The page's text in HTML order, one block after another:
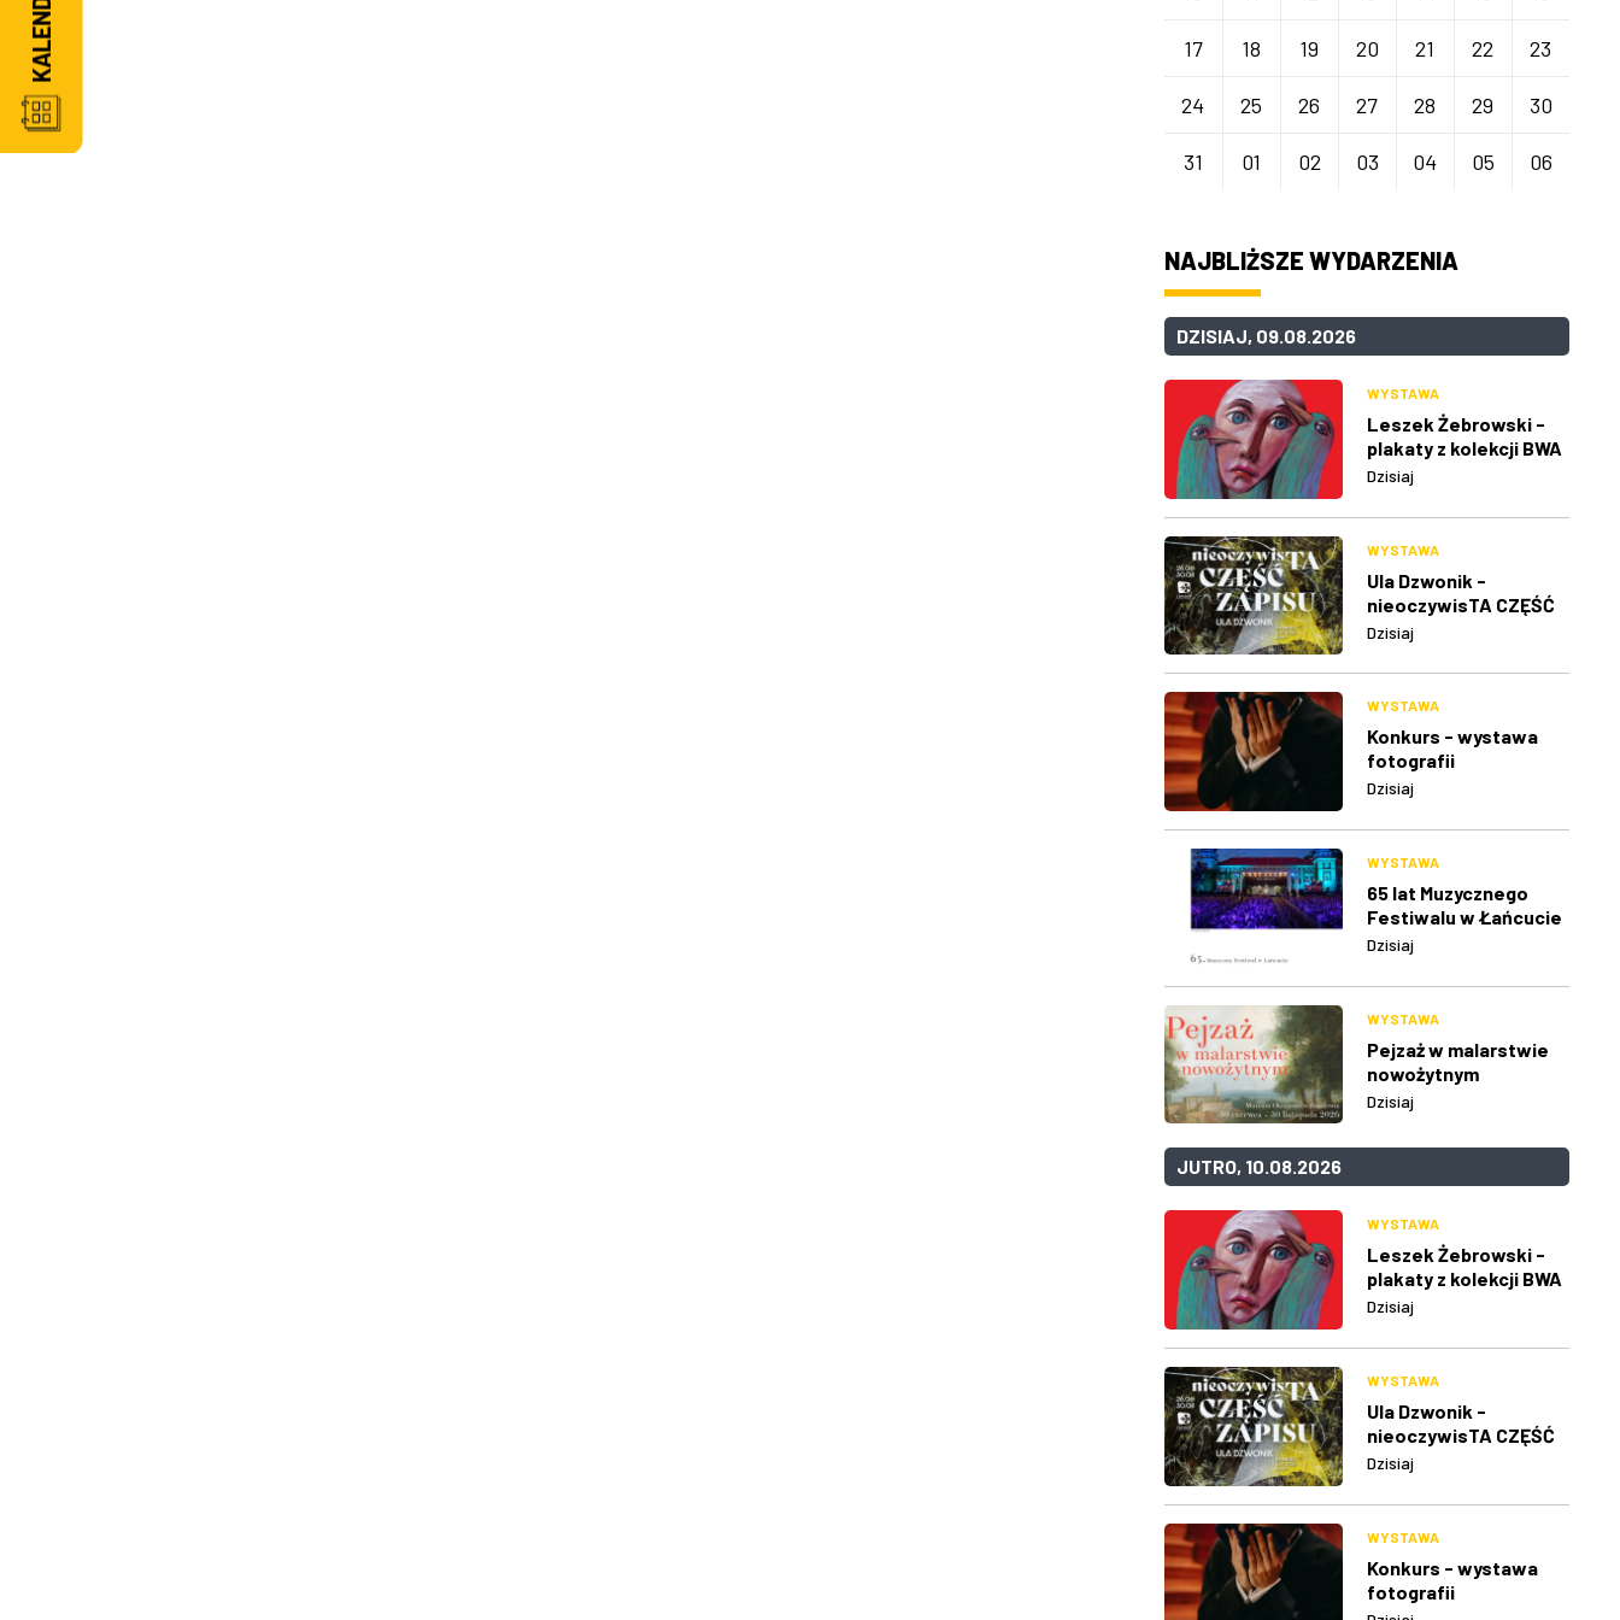
17 18 19 20 21 22 23
24 25 26 27 28 29 30
31 01 02 03 04 05 06
NAJBLIŻSZE WYDARZENIA
DZISIAJ, 09.08.2026
WYSTAWA
Leszek Żebrowski -
plakaty z kolekcji BWA
w Rzeszowie
Dzisiaj
WYSTAWA
Ula Dzwonik -
nieoczywisTA CZĘŚĆ
ZAPISU
Dzisiaj
WYSTAWA
Konkurs - wystawa
fotografii
Dzisiaj
WYSTAWA
65 lat Muzycznego
Festiwalu w Łańcucie
Dzisiaj
WYSTAWA
Pejzaż w malarstwie
nowożytnym
Dzisiaj
JUTRO, 10.08.2026
WYSTAWA
Leszek Żebrowski -
plakaty z kolekcji BWA
w Rzeszowie
Dzisiaj
WYSTAWA
Ula Dzwonik -
nieoczywisTA CZĘŚĆ
ZAPISU
Dzisiaj
WYSTAWA
Konkurs - wystawa
fotografii